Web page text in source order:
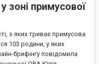
зоні примусової
з яких триває примусова
103 родини, у яких
брифінгу повідомила